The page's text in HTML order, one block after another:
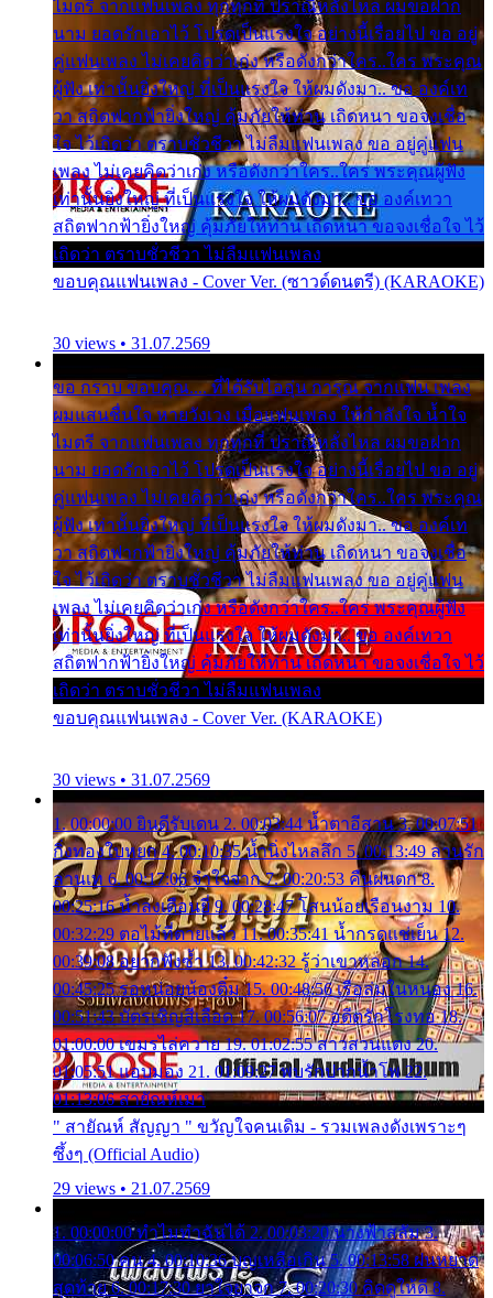
ไมตรี จากแฟนเพลง ทุกทุกที่ ปราณีหลั่งไหล ผมขอฝาก
นาม ยอดรักเอาไว้ โปรดเป็นแรงใจ อย่างนี้เรื่อยไป ขอ อยู่
คู่แฟนเพลง ไม่เคยคิดว่าเก่ง หรือดังกว่าใคร..ใคร พระคุณ
ผู้ฟัง เท่านั้นยิ่งใหญ่ ที่เป็นแรงใจ ให้ผมดังมา.. ขอ องค์เท
วา สถิตฟากฟ้ายิ่งใหญ่ คุ้มภัยให้ท่าน เถิดหนา ขอจงเชื่อ
ใจ ไว้เถิดว่า ตราบชั่วชีวา ไม่ลืมแฟนเพลง ขอ อยู่คู่แฟน
เพลง ไม่เคยคิดว่าเก่ง หรือดังกว่าใคร..ใคร พระคุณผู้ฟัง
เท่านั้นยิ่งใหญ่ ที่เป็นแรงใจ ให้ผมดังมา.. ขอ องค์เทวา
สถิตฟากฟ้ายิ่งใหญ่ คุ้มภัยให้ท่าน เถิดหนา ขอจงเชื่อใจ ไว้
เถิดว่า ตราบชั่วชีวา ไม่ลืมแฟนเพลง
ขอบคุณแฟนเพลง - Cover Ver. (ซาวด์ดนตรี) (KARAOKE)
30 views • 31.07.2569
ขอ กราบ ขอบคุณ.... ที่ได้รับไออุ่น การุณ จากแฟน เพลง
ผมแสนชื่นใจ หายวังเวง เมื่อแฟนเพลง ให้กำลังใจ น้ำใจ
ไมตรี จากแฟนเพลง ทุกทุกที่ ปราณีหลั่งไหล ผมขอฝาก
นาม ยอดรักเอาไว้ โปรดเป็นแรงใจ อย่างนี้เรื่อยไป ขอ อยู่
คู่แฟนเพลง ไม่เคยคิดว่าเก่ง หรือดังกว่าใคร..ใคร พระคุณ
ผู้ฟัง เท่านั้นยิ่งใหญ่ ที่เป็นแรงใจ ให้ผมดังมา.. ขอ องค์เท
วา สถิตฟากฟ้ายิ่งใหญ่ คุ้มภัยให้ท่าน เถิดหนา ขอจงเชื่อ
ใจ ไว้เถิดว่า ตราบชั่วชีวา ไม่ลืมแฟนเพลง ขอ อยู่คู่แฟน
เพลง ไม่เคยคิดว่าเก่ง หรือดังกว่าใคร..ใคร พระคุณผู้ฟัง
เท่านั้นยิ่งใหญ่ ที่เป็นแรงใจ ให้ผมดังมา.. ขอ องค์เทวา
สถิตฟากฟ้ายิ่งใหญ่ คุ้มภัยให้ท่าน เถิดหนา ขอจงเชื่อใจ ไว้
เถิดว่า ตราบชั่วชีวา ไม่ลืมแฟนเพลง
ขอบคุณแฟนเพลง - Cover Ver. (KARAOKE)
30 views • 31.07.2569
1. 00:00:00 ยินดีรับเดน 2. 00:03:44 น้ำตาอีสาน 3. 00:07:51
กิ่งทองใบหยก 4. 00:10:35 น้ำนิ่งไหลลึก 5. 00:13:49 ลานรัก
ลานเท 6. 00:17:06 จำใจจาก 7. 00:20:53 คืนฝนตก 8.
00:25:16 น้ำลงเดือนยี่ 9. 00:28:47 โสนน้อยเรือนงาม 10.
00:32:29 ตอไม้ที่ตายแล้ว 11. 00:35:41 น้ำกรดแช่เย็น 12.
00:39:08 อยากฟังซ้ำ 13. 00:42:32 รู้ว่าเขาหลอก 14.
00:45:25 รอหน่อยน้องติ๋ม 15. 00:48:56 เรือล่มในหนอง 16.
00:51:43 บัตรเชิญสีเลือด 17. 00:56:07 อดีตรักโรงทอ 18.
01:00:00 เขมรไล่ควาย 19. 01:02:55 สาวสวนแตง 20.
01:05:51 แอบมอง 21. 01:09:27 พบรักปากน้ำโพ 22.
01:13:06 สายัณห์เมา
" สายัณห์ สัญญา " ขวัญใจคนเดิม - รวมเพลงดังเพราะๆ
ซึ้งๆ (Official Audio)
29 views • 21.07.2569
1. 00:00:00 ทำไมทำฉันได้ 2. 00:03:20 นางฟ้าสลัม 3.
00:06:50 คน 4. 00:10:36 บุญเหลือเกิน 5. 00:13:58 ฝนหยาด
สุดท้าย 6. 00:17:30 ยาใจยาจก 7. 00:20:30 คิดดูให้ดี 8.